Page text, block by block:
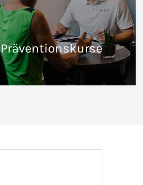
Präventionskurse